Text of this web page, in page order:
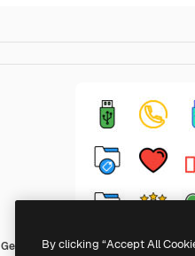
Generic Outline Color
By clicking “Accept All